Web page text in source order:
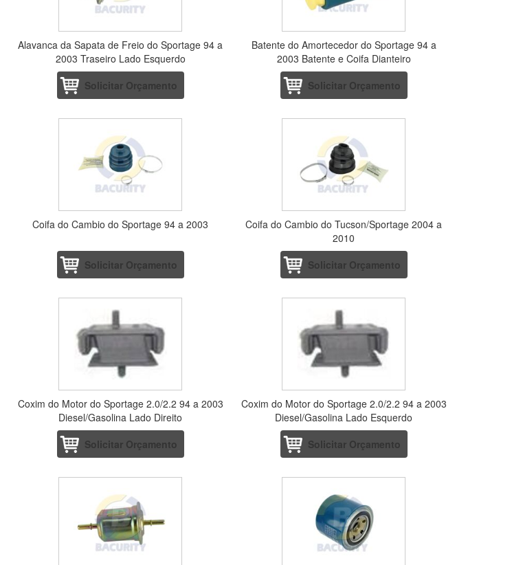
Alavanca da Sapata de Freio do Sportage 94 a
2003 Traseiro Lado Esquerdo
Solicitar Orçamento
Batente do Amortecedor do Sportage 94 a
2003 Batente e Coifa Dianteiro
Solicitar Orçamento
Coifa do Cambio do Sportage 94 a 2003
Solicitar Orçamento
Coifa do Cambio do Tucson/Sportage 2004 a
2010
Solicitar Orçamento
Coxim do Motor do Sportage 2.0/2.2 94 a 2003
Diesel/Gasolina Lado Direito
Solicitar Orçamento
Coxim do Motor do Sportage 2.0/2.2 94 a 2003
Diesel/Gasolina Lado Esquerdo
Solicitar Orçamento